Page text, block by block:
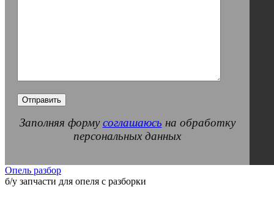
Заполняя формусоглашаюсь на обработку
персональных данных
Опель разбор
б/у запчасти для опеля с разборки